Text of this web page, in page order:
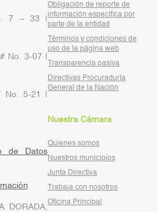
7 – 33 |
No. 3-07 |
No. 5-21 |
de Datos
DORADA,
Obligación de reporte de
información específica por
parte de la entidad
Términos y condiciones de
uso de la página web
Transparencia pasiva
Directivas Procuraduría
General de la Nación
Nuestra Cámara
Quienes somos
Nuestros municipios
Junta Directiva
Trabaja con nosotros
Oficina Principal